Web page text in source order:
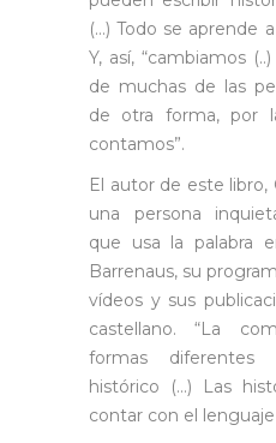
(…) Todo se aprende
Y, así, “cambiamos
de muchas de las
de otra forma, por
contamos”.
El autor de este libro,
una persona
que usa la palabra
Barrenaus, su
vídeos y sus
castellano. “La
formas
histórico (…) Las
contar con el